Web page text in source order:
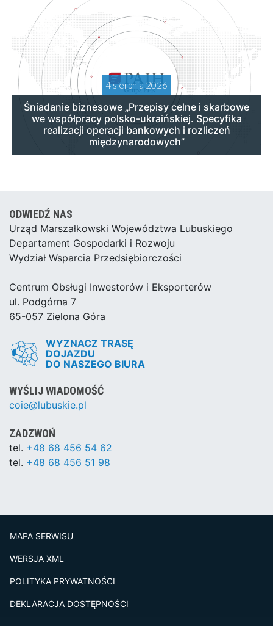
4 sierpnia 2026
Śniadanie biznesowe „Przepisy celne i skarbowe
we współpracy polsko-ukraińskiej. Specyfika
realizacji operacji bankowych i rozliczeń
międzynarodowych”
ODWIEDŹ NAS
Urząd Marszałkowski Województwa Lubuskiego
Departament Gospodarki i Rozwoju
Wydział Wsparcia Przedsiębiorczości
Centrum Obsługi Inwestorów i Eksporterów
ul. Podgórna 7
65-057 Zielona Góra
WYZNACZ TRASĘ
DOJAZDU
DO NASZEGO BIURA
WYŚLIJ WIADOMOŚĆ
coie@lubuskie.pl
ZADZWOŃ
tel. +48 68 456 54 62
tel. +48 68 456 51 98
MAPA SERWISU
WERSJA XML
POLITYKA PRYWATNOŚCI
DEKLARACJA DOSTĘPNOŚCI